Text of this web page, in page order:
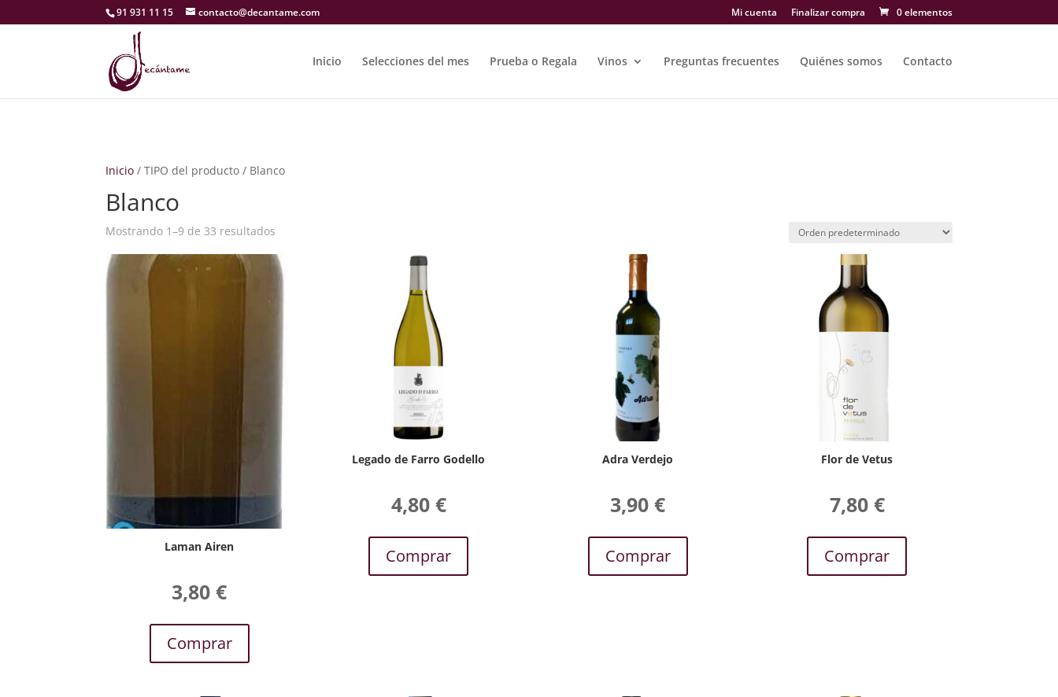
91 931 11 15 contacto@decantame.com Mi cuenta Finalizar compra 0 elementos
Inicio Selecciones del mes Prueba o Regala Vinos Preguntas frecuentes Quiénes somos Contacto
Inicio / TIPO del producto / Blanco
Blanco
Mostrando 1–9 de 33 resultados
Laman Airen
3,80€
Comprar
Legado de Farro Godello
4,80 €
Comprar
Adra Verdejo
3,90€
Comprar
Flor de Vetus
7,80 €
Comprar